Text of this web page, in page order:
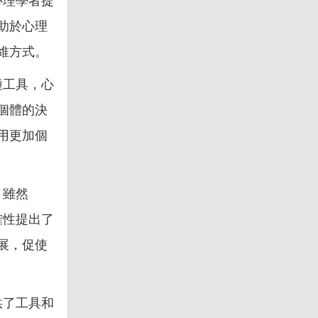
於心理
式。
具，心
體的決
更加個
然
提出了
，促使
工具和